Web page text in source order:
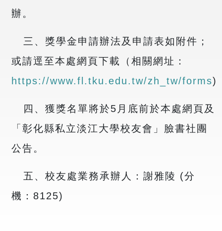
辦。
三、獎學金申請辦法及申請表如附件；
或請逕至本處網頁下載（相關網址：
https://www.fl.tku.edu.tw/zh_tw/forms)
四、獲獎名單將於5月底前於本處網頁及
「彰化縣私立淡江大學校友會」臉書社團
公告。
五、校友處業務承辦人：謝雅陵 (分
機：8125)